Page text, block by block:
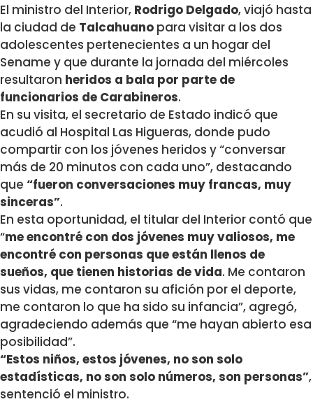
El ministro del Interior, Rodrigo Delgado, viajó hasta
la ciudad de Talcahuano para visitar a los dos
adolescentes pertenecientes a un hogar del
Sename y que durante la jornada del miércoles
resultaron heridos a bala por parte de
funcionarios de Carabineros.
En su visita, el secretario de Estado indicó que
acudió al Hospital Las Higueras, donde pudo
compartir con los jóvenes heridos y “conversar
más de 20 minutos con cada uno”, destacando
que “fueron conversaciones muy francas, muy
sinceras”.
En esta oportunidad, el titular del Interior contó que
“me encontré con dos jóvenes muy valiosos, me
encontré con personas que están llenos de
sueños, que tienen historias de vida. Me contaron
sus vidas, me contaron su afición por el deporte,
me contaron lo que ha sido su infancia”, agregó,
agradeciendo además que “me hayan abierto esa
posibilidad”.
“Estos niños, estos jóvenes, no son solo
estadísticas, no son solo números, son personas”,
sentenció el ministro.